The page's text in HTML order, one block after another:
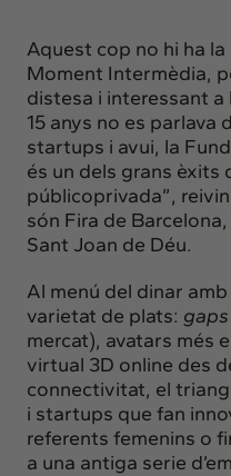
Aquest cop no hi ha
Moment Intermèdia,
distesa i interessant a
15 anys no es parlava
startups i avui, la
és un dels grans èxits
públicoprivada”,
són Fira de
Sant Joan de Déu.
Al menú del dinar
varietat de plats: gaps
mercat), avatars més
virtual 3D online des
connectivitat, el
i startups que fan
referents femenins o
a una antiga serie